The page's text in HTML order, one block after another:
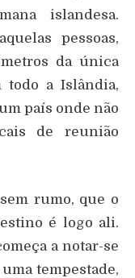
islandesa.
pessoas,
da única
todo a Islândia,
país onde não
de reunião
rumo, que o
é logo ali.
a notar-se
tempestade,